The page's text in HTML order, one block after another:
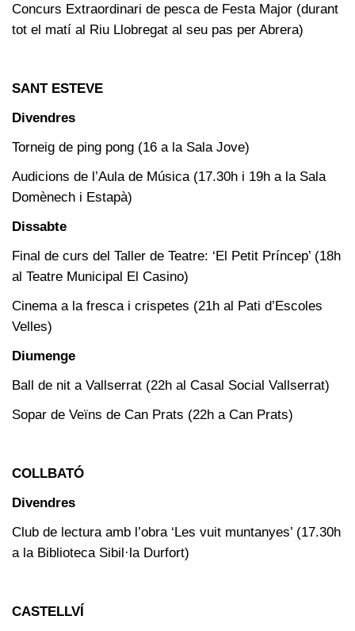
Concurs Extraordinari de pesca de Festa Major (durant
tot el matí al Riu Llobregat al seu pas per Abrera)
SANT ESTEVE
Divendres
Torneig de ping pong (16 a la Sala Jove)
Audicions de l’Aula de Música (17.30h i 19h a la Sala
Domènech i Estapà)
Dissabte
Final de curs del Taller de Teatre: ‘El Petit Príncep’ (18h
al Teatre Municipal El Casino)
Cinema a la fresca i crispetes (21h al Pati d’Escoles
Velles)
Diumenge
Ball de nit a Vallserrat (22h al Casal Social Vallserrat)
Sopar de Veïns de Can Prats (22h a Can Prats)
COLLBATÓ
Divendres
Club de lectura amb l’obra ‘Les vuit muntanyes’ (17.30h
a la Biblioteca Sibil·la Durfort)
CASTELLVÍ